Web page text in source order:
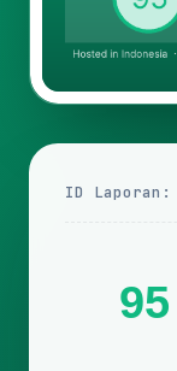
ID Laporan:
95